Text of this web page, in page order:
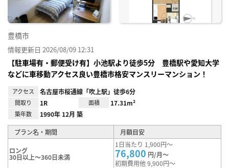
豊橋市
情報更新日 2026/08/09 12:31
【駐車場有・郵便受け有】小池駅より徒歩5分 豊橋駅や愛知大学
などに車移動アクセス良い豊橋市格安マンスリーマンション！
アクセス 名古屋市桜通線「吹上駅」徒歩6分
間取り 1R 面積 17.31m²
築年数 1990年 12月 築
プラン名・期間 月額目安
ロング
30日以上～360日未満
1日当たり 1,900円～
76,800 円/月～
初期費用他 9,900円～